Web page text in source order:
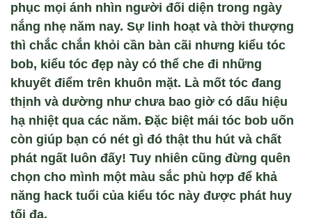
phục mọi ánh nhìn người đối diện trong ngày
nắng nhẹ năm nay. Sự linh hoạt và thời thượng
thì chắc chắn khỏi cần bàn cãi nhưng kiểu tóc
bob, kiểu tóc đẹp này có thể che đi những
khuyết điểm trên khuôn mặt. Là mốt tóc đang
thịnh và dường như chưa bao giờ có dấu hiệu
hạ nhiệt qua các năm. Đặc biệt mái tóc bob uốn
còn giúp bạn có nét gì đó thật thu hút và chất
phát ngất luôn đấy! Tuy nhiên cũng đừng quên
chọn cho mình một màu sắc phù hợp để khả
năng hack tuổi của kiểu tóc này được phát huy
tối đa.